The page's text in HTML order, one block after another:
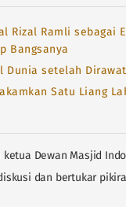
Rizal Ramli sebagai
Bangsanya
Dunia setelah Dirawat
Satu Liang
ketua Dewan Masjid
dan bertukar